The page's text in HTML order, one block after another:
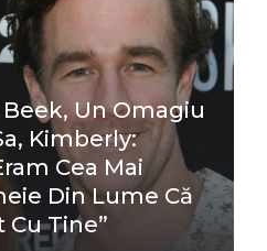
Un Omagiu
Kimberly:
Cea Mai
Din Lume Că
Tine”